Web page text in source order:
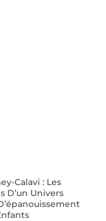
Calavi : Les
D’un Univers